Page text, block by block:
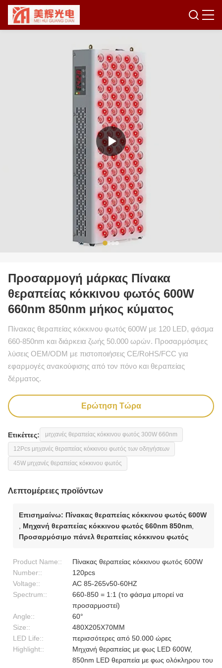
Προσαρμογή μάρκας Πίνακα
θεραπείας κόκκινου φωτός 600W
660nm 850nm μήκος κύματος
Πίνακας θεραπείας κόκκινου φωτός 600W με 120 LED, φάσμα
660-850nm και διάρκεια ζωής 50.000 ωρών. Προσαρμόσιμες
λύσεις OEM/ODM με πιστοποιήσεις CE/RoHS/FCC για
εφαρμογές ανακούφισης από τον πόνο και θεραπείας
δέρματος.
Ερώτηση Τώρα
Ετικέττες: μηχανές θεραπείας κόκκινου φωτός 300W 660nm
12Pcs μηχανές θεραπείας κόκκινου φωτός των οδηγήσεων
45W μηχανές θεραπείας κόκκινου φωτός
Λεπτομέρειες προϊόντων
Επισημαίνω: Πίνακας θεραπείας κόκκινου φωτός 600W
Μηχανή θεραπείας κόκκινου φωτός 660nm 850nm
Προσαρμόσιμο πάνελ θεραπείας κόκκινου φωτός
Product Name::
Πίνακας θεραπείας κόκκινου φωτός 600W
Number::
120pcs
Voltage::
AC 85-265v50-60HZ
Spectrum::
660-850 = 1:1 (το φάσμα μπορεί να
προσαρμοστεί)
Angle::
60°
Size::
480X205X70MM
LED Life::
περισσότερες από 50.000 ώρες
Highlight::
Μηχανή θεραπείας με φως LED 600W,
850nm LED θεραπεία με φως ολόκληρου του